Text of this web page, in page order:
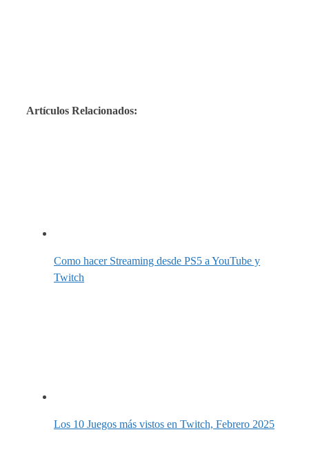
Artículos Relacionados:
Como hacer Streaming desde PS5 a YouTube y
Twitch
Los 10 Juegos más vistos en Twitch, Febrero 2025